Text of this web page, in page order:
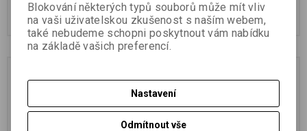
Přidat do košíku Přidat do košíku
5,0 %
5,0 %
Blokování některých typů souborů může mít vliv
na vaši uživatelskou zkušenost s naším webem,
také nebudeme schopni poskytnout vám nabídku
na základě vašich preferencí.
Nastavení
Odmítnout vše